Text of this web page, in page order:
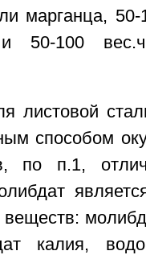
марганца, 50-
50-100
листовой
способом
по п.1,
калия,